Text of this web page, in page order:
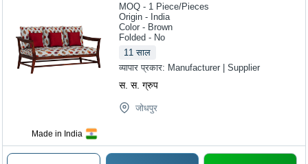
Made in India
MOQ - 1 Piece/Pieces
Origin - India
Color - Brown
Folded - No
11 साल
व्यापार प्रकार: Manufacturer | Supplier
स. स. ग्रुप
जोधपुर